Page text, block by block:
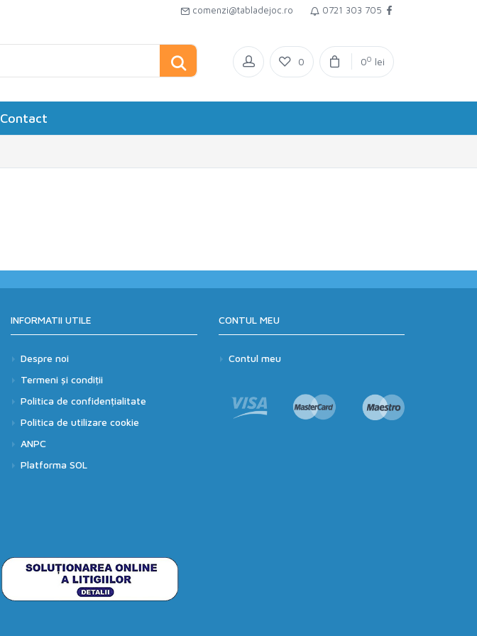
comenzi@tabladejoc.ro 0721 303 705
0 00 lei
Contact
INFORMATII UTILE
Despre noi
Termeni și condiții
Politica de confidențialitate
Politica de utilizare cookie
ANPC
Platforma SOL
CONTUL MEU
Contul meu